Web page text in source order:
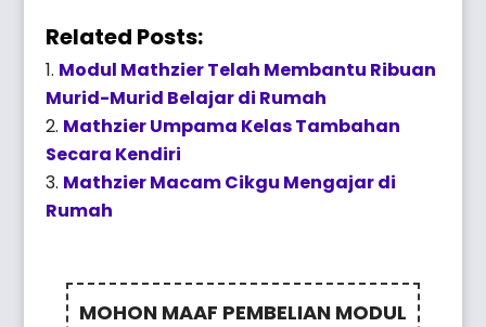
Related Posts:
Modul Mathzier Telah Membantu Ribuan
Murid-Murid Belajar di Rumah
Mathzier Umpama Kelas Tambahan
Secara Kendiri
Mathzier Macam Cikgu Mengajar di
Rumah
MOHON MAAF PEMBELIAN MODUL